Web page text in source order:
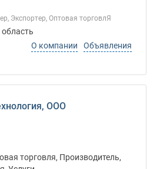
Экспортер, Оптовая торговлЯ
О компании
Объявления
ООО
торговля, Производитель,